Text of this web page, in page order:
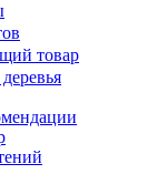
товар